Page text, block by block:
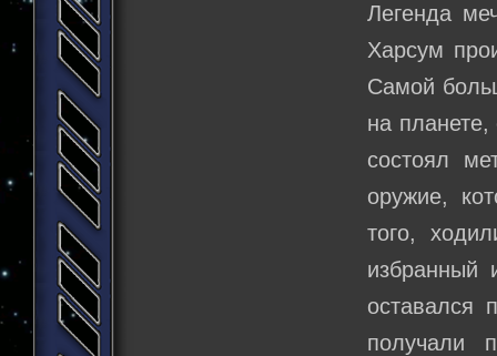
Легенда
Харсум
Самой
на
состоял
оружие,
того,
избранный
оставался
получали